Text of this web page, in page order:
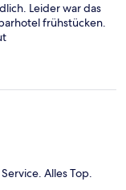
Leider war das
frühstücken.
Alles Top.